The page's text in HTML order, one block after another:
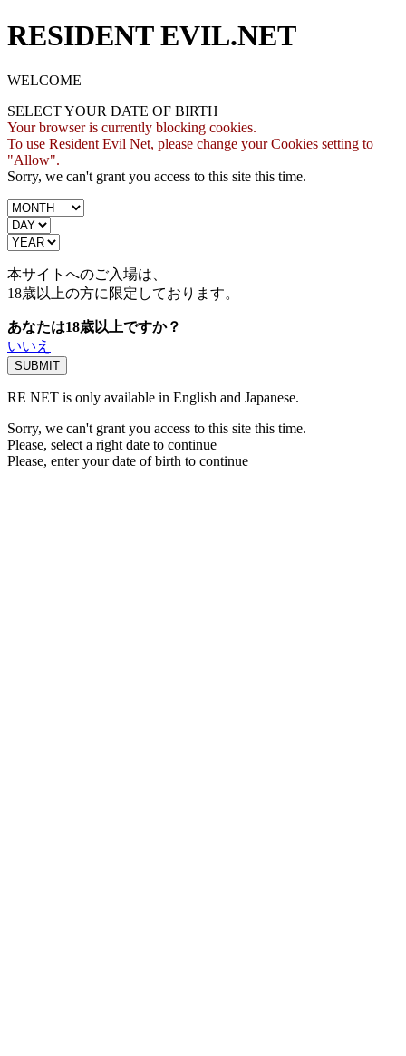
RESIDENT EVIL.NET
WELCOME
SELECT YOUR DATE OF BIRTH
Your browser is currently blocking cookies.
To use Resident Evil Net, please change your Cookies setting to
"Allow".
Sorry, we can't grant you access to this site this time.
本サイトへのご入場は、
18歳以上の方に限定しております。
あなたは18歳以上ですか？
いいえ
RE NET is only available in English and Japanese.
Sorry, we can't grant you access to this site this time.
Please, select a right date to continue
Please, enter your date of birth to continue